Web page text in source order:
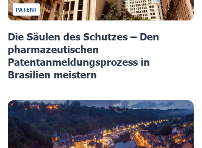
PATENT
Die Säulen des Schutzes – Den
pharmazeutischen
Patentanmeldungsprozess in
Brasilien meistern